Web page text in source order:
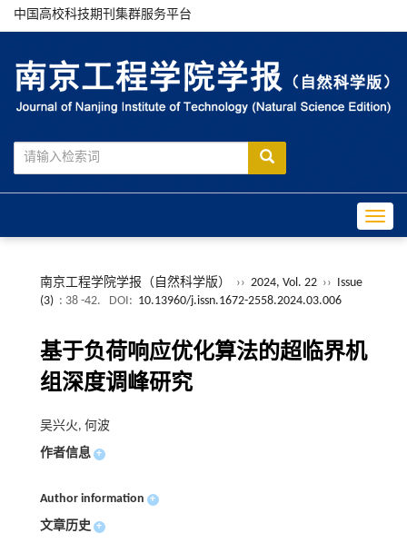
中国高校科技期刊集群服务平台
南京工程学院学报（自然科学版） ›› 2024, Vol. 22 ›› Issue
(3) : 38 -42. DOI: 10.13960/j.issn.1672-2558.2024.03.006
基于负荷响应优化算法的超临界机
组深度调峰研究
吴兴火, 何波
作者信息 +
Author information +
文章历史 +